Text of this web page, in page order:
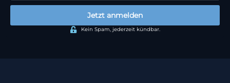
Jetzt anmelden
Kein Spam, jederzeit kündbar.